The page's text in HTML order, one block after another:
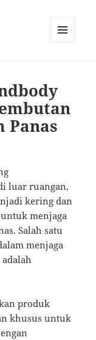
Panas
luar ruangan,
kering dan
menjaga
Salah satu
menjaga
produk
khusus untuk